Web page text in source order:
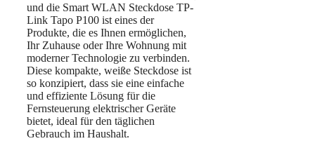
und die Smart WLAN Steckdose TP-
Link Tapo P100 ist eines der
Produkte, die es Ihnen ermöglichen,
Ihr Zuhause oder Ihre Wohnung mit
moderner Technologie zu verbinden.
Diese kompakte, weiße Steckdose ist
so konzipiert, dass sie eine einfache
und effiziente Lösung für die
Fernsteuerung elektrischer Geräte
bietet, ideal für den täglichen
Gebrauch im Haushalt.